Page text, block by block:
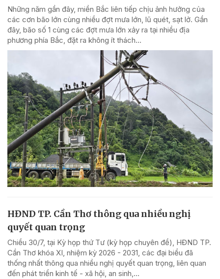
Những năm gần đây, miền Bắc liên tiếp chịu ảnh hưởng của
các cơn bão lớn cùng nhiều đợt mưa lớn, lũ quét, sạt lở. Gần
đây, bão số 1 cùng các đợt mưa lớn xảy ra tại nhiều địa
phương phía Bắc, đặt ra không ít thách...
HĐND TP. Cần Thơ thông qua nhiều nghị
quyết quan trọng
Chiều 30/7, tại Kỳ họp thứ Tư (kỳ họp chuyên đề), HĐND TP.
Cần Thơ khóa XI, nhiệm kỳ 2026 - 2031, các đại biểu đã
thống nhất thông qua nhiều nghị quyết quan trọng, liên quan
đến phát triển kinh tế - xã hội, an sinh,...